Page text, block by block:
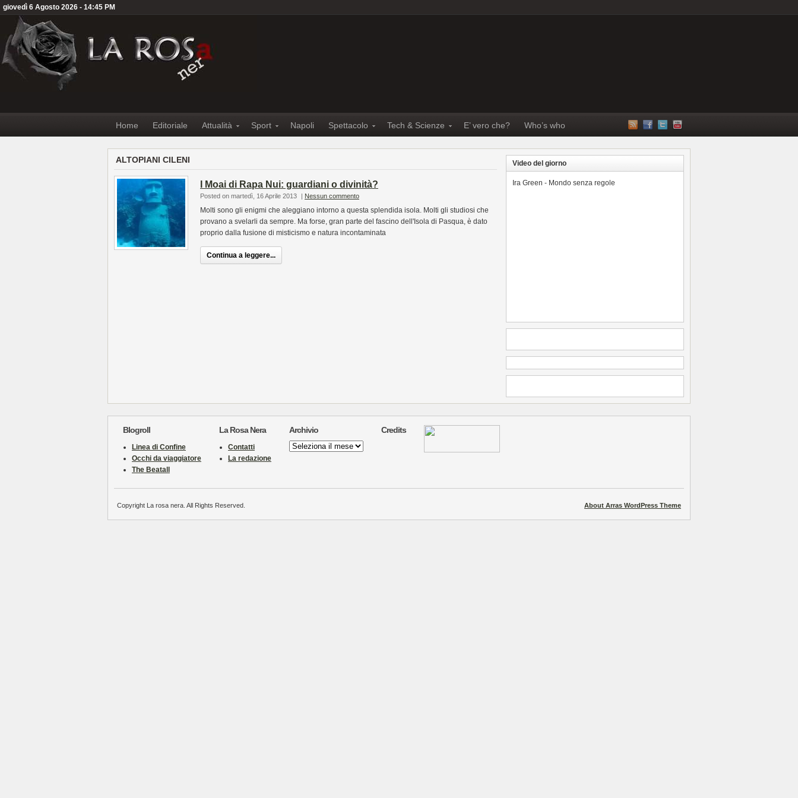
giovedì 6 Agosto 2026 - 14:45 PM
Home Editoriale Attualità Sport Napoli Spettacolo Tech & Scienze E’ vero che? Who’s who
ALTOPIANI CILENI
I Moai di Rapa Nui: guardiani o divinità?
Posted on martedì, 16 Aprile 2013 | Nessun commento
Molti sono gli enigmi che aleggiano intorno a questa splendida isola. Molti gli studiosi che
provano a svelarli da sempre. Ma forse, gran parte del fascino dell'Isola di Pasqua, è dato
proprio dalla fusione di misticismo e natura incontaminata
Continua a leggere...
Video del giorno
Ira Green - Mondo senza regole
Blogroll
Linea di Confine
Occhi da viaggiatore
The Beatall
La Rosa Nera
Contatti
La redazione
Archivio
Archivio
Credits
About Arras WordPress Theme
Copyright La rosa nera. All Rights Reserved.